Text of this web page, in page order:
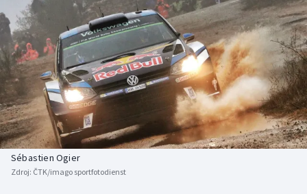
DALŠÍ SPORTY
Americký fotbal
Baseball a softbal
Basketbal
Biatlon
NEPŘEHLÉDNĚTE
Soutěže
Historické návraty
Aplikace ČT sport
Sébastien Ogier
Zdroj: ČTK/imago sportfotodienst